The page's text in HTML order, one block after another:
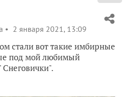
2 января 2021, 13:09
стали вот такие имбирные
под мой любимый